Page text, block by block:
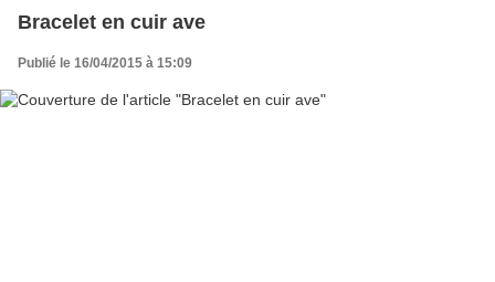
Bracelet en cuir ave
Publié le 16/04/2015 à 15:09